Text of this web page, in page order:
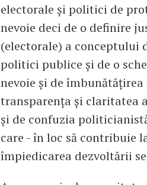
electorale și politici de
nevoie deci de o definire
(electorale) a conceptului
politici publice și de o
nevoie și de
transparența și claritatea
și de confuzia
care - în loc să contribuie
împiedicarea dezvoltării